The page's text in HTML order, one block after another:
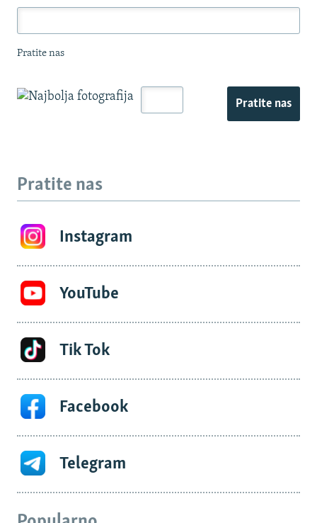
Pratite nas
Pratite nas
Pratite nas
Instagram
YouTube
Tik Tok
Facebook
Telegram